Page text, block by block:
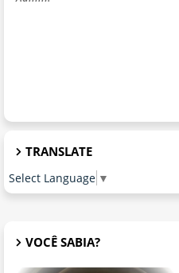
TRANSLATE
Select Language ▼
VOCÊ SABIA?